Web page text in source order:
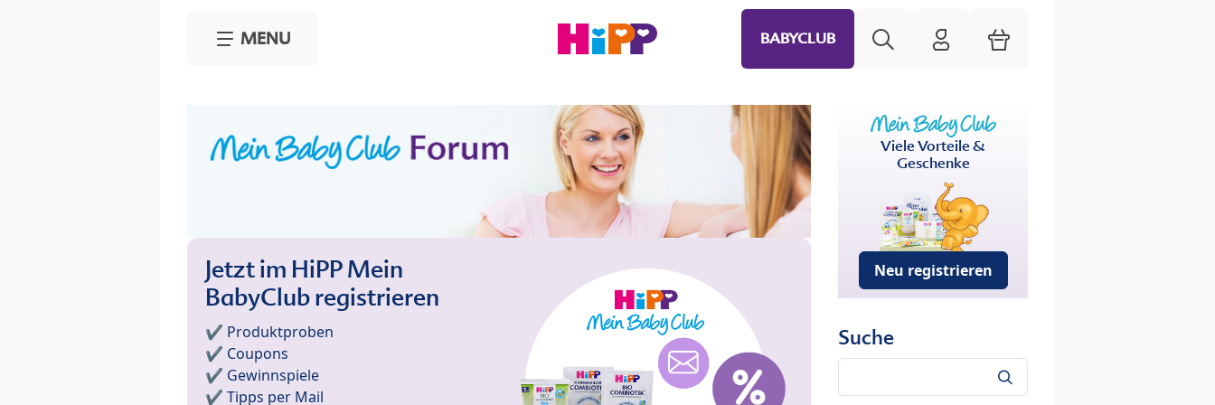
MENU BABYCLUB HiPP Mein Babyclub
Warenkorb
Jetzt im HiPP Mein
BabyClub registrieren
✔️ Produktproben
✔️ Coupons
✔️ Gewinnspiele
✔️ Tipps per Mail
Viele Vorteile &
Geschenke
Neu registrieren
Suche